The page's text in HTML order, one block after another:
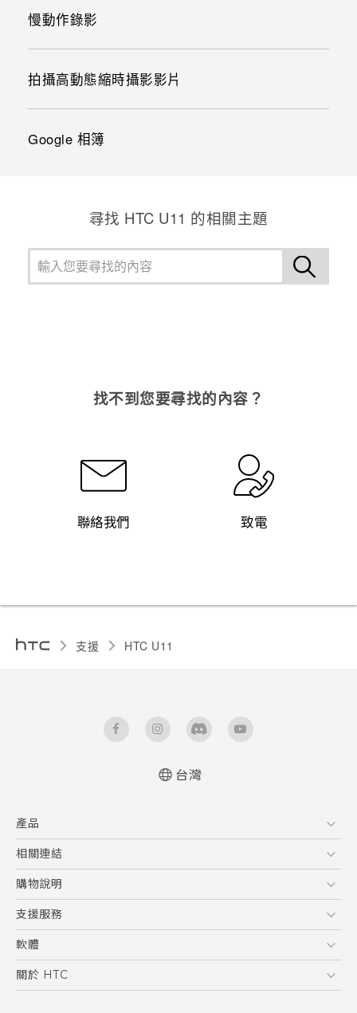
慢動作錄影
拍攝高動態縮時攝影影片
Google 相簿
尋找 HTC U11 的相關主題
找不到您要尋找的內容？
聯絡我們 致電
支援 HTC U11‎
台灣
產品
5G
智慧型手機
配件
相關連結
HTC Research
購物說明
購物須知
訂單管理
付款方式
支援服務
到府收送維修服務
服務中心資訊
客戶服務佈告欄
軟體
應用程式
關於 HTC